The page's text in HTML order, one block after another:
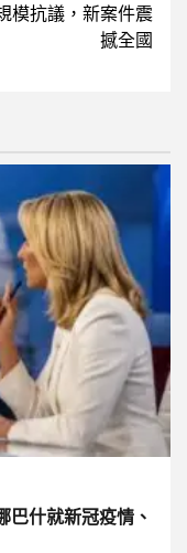
模抗議，新案件震
撼全國
巴什就新冠疫情、